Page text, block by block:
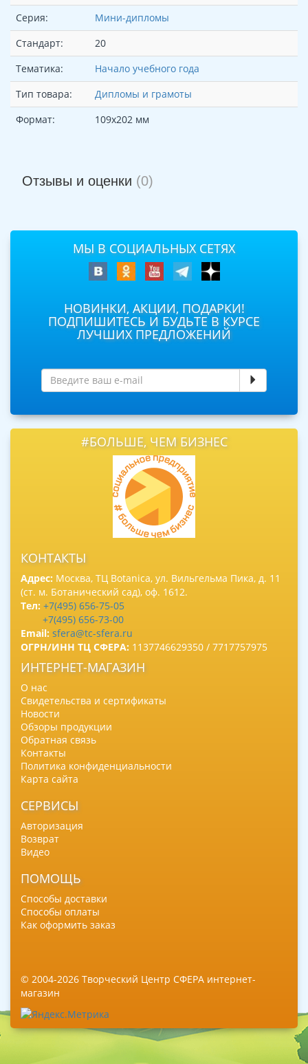
Серия:
Мини-дипломы
Стандарт:
20
Тематика:
Начало учебного года
Тип товара:
Дипломы и грамоты
Формат:
109х202 мм
Отзывы и оценки (0)
МЫ В СОЦИАЛЬНЫХ СЕТЯХ
НОВИНКИ, АКЦИИ, ПОДАРКИ!
ПОДПИШИТЕСЬ И БУДЬТЕ В КУРСЕ
ЛУЧШИХ ПРЕДЛОЖЕНИЙ
#БОЛЬШЕ, ЧЕМ БИЗНЕС
КОНТАКТЫ
Адрес: Москва, ТЦ Botanica, ул. Вильгельма Пика, д. 11
(ст. м. Ботанический сад), оф. 1612.
Тел: +7(495) 656-75-05
+7(495) 656-73-00
Email: sfera@tc-sfera.ru
ОГРН/ИНН ТЦ СФЕРА: 1137746629350 / 7717757975
ИНТЕРНЕТ-МАГАЗИН
О нас
Свидетельства и сертификаты
Новости
Обзоры продукции
Обратная связь
Контакты
Политика конфиденциальности
Карта сайта
СЕРВИСЫ
Авторизация
Возврат
Видео
ПОМОЩЬ
Способы доставки
Способы оплаты
Как оформить заказ
© 2004-2026 Творческий Центр СФЕРА интернет-
магазин